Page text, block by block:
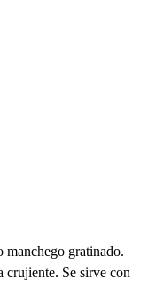
gratinado.
crujiente. Se sirve con